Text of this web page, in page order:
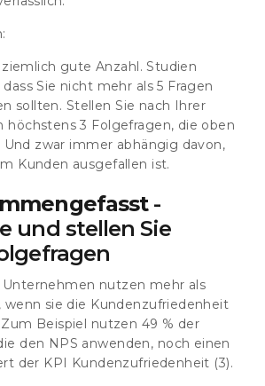
gute Anzahl. Studien
Sie nicht mehr als 5 Fragen
sollten. Stellen Sie nach Ihrer
höchstens 3 Folgefragen, die oben
zwar immer abhängig davon,
Kunden ausgefallen ist.
-
und stellen Sie
nutzen mehr als
wenn sie die Kundenzufriedenheit
Beispiel nutzen 49 % der
den NPS anwenden, noch einen
der KPI Kundenzufriedenheit (3).